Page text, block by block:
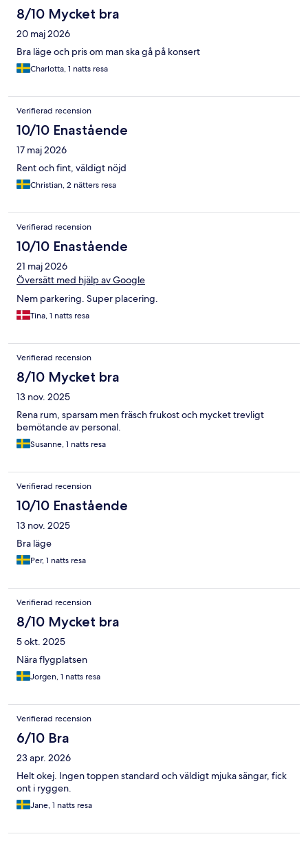
8/10 Mycket bra
20 maj 2026
Bra läge och pris om man ska gå på konsert
Charlotta, 1 natts resa
Verifierad recension
10/10 Enastående
17 maj 2026
Rent och fint, väldigt nöjd
Christian, 2 nätters resa
Verifierad recension
10/10 Enastående
21 maj 2026
Översätt med hjälp av Google
Nem parkering. Super placering.
Tina, 1 natts resa
Verifierad recension
8/10 Mycket bra
13 nov. 2025
Rena rum, sparsam men fräsch frukost och mycket trevligt
bemötande av personal.
Susanne, 1 natts resa
Verifierad recension
10/10 Enastående
13 nov. 2025
Bra läge
Per, 1 natts resa
Verifierad recension
8/10 Mycket bra
5 okt. 2025
Nära flygplatsen
Jorgen, 1 natts resa
Verifierad recension
6/10 Bra
23 apr. 2026
Helt okej. Ingen toppen standard och väldigt mjuka sängar, fick
ont i ryggen.
Jane, 1 natts resa